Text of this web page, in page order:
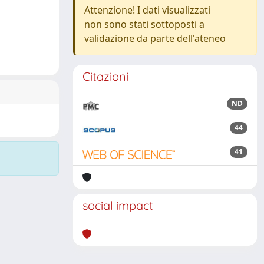
Attenzione! I dati visualizzati
non sono stati sottoposti a
validazione da parte dell'ateneo
Citazioni
ND
44
41
social impact